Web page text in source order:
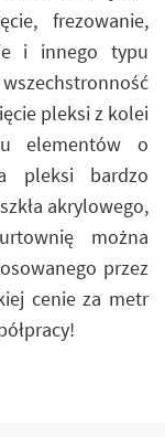
frezowanie,
i innego typu
pleksi z kolei
elementów o
pleksi bardzo
akrylowego,
można
przez
cenie za metr